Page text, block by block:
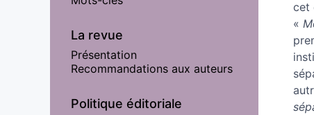
La revue
Présentation
Recommandations aux auteurs
Politique éditoriale
cet
«